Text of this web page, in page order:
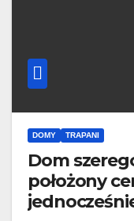
DOMY TRAPANI
Dom
położony